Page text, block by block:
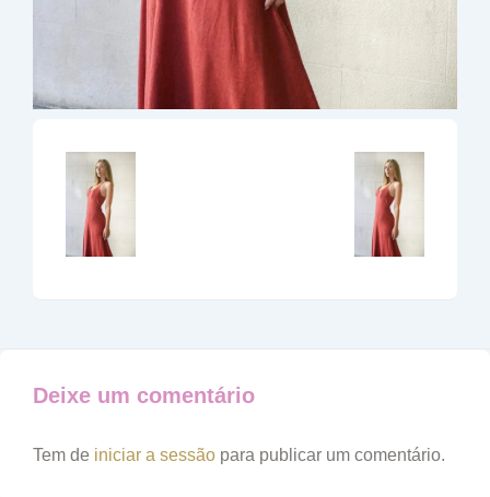
Deixe um comentário
Tem de iniciar a sessão para publicar um comentário.